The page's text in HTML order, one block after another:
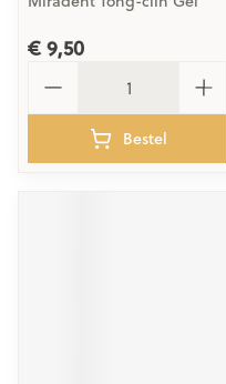
€ 9,50
Bestel